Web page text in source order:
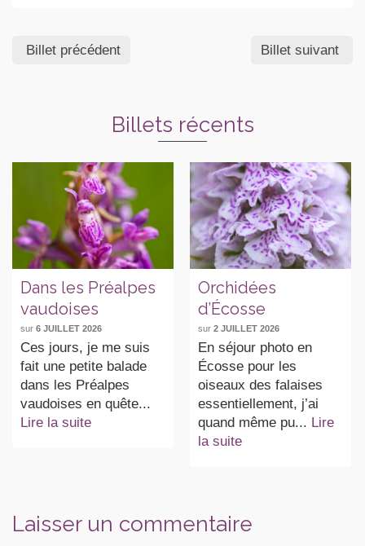
Billet précédent Billet suivant
Billets récents
Dans les Préalpes
vaudoises
sur 6 JUILLET 2026
Ces jours, je me suis
fait une petite balade
dans les Préalpes
vaudoises en quête...
Lire la suite
Orchidées
d’Écosse
sur 2 JUILLET 2026
En séjour photo en
Écosse pour les
oiseaux des falaises
essentiellement, j’ai
quand même pu... Lire
la suite
Laisser un commentaire